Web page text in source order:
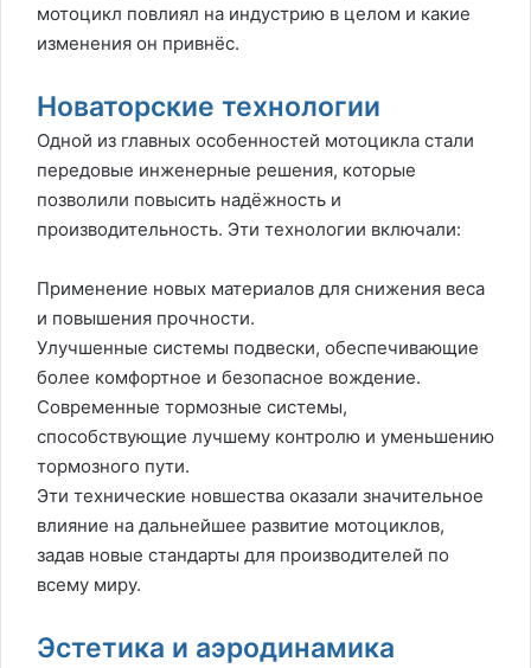
мотоцикл повлиял на индустрию в целом и какие
изменения он привнёс.
Новаторские технологии
Одной из главных особенностей мотоцикла стали
передовые инженерные решения, которые
позволили повысить надёжность и
производительность. Эти технологии включали:
Применение новых материалов для снижения веса
и повышения прочности.
Улучшенные системы подвески, обеспечивающие
более комфортное и безопасное вождение.
Современные тормозные системы,
способствующие лучшему контролю и уменьшению
тормозного пути.
Эти технические новшества оказали значительное
влияние на дальнейшее развитие мотоциклов,
задав новые стандарты для производителей по
всему миру.
Эстетика и аэродинамика